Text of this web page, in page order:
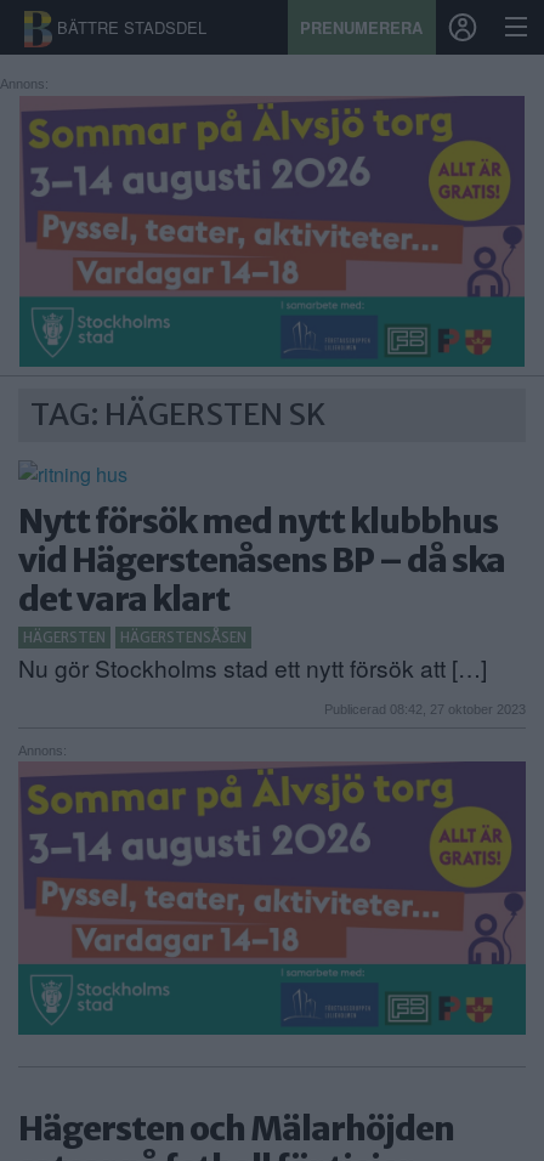
BÄTTRE STADSDEL PRENUMERERA
START
STADSDEL
PRENUMERATION
SPORT
ÅSIKTER
KALENDER
KONTAKT
SAMARBETEN
ANNONSERA
NÄRINGSLIV
MER
Annons:
TAG: HÄGERSTEN SK
Nytt försök med nytt klubbhus
vid Hägerstenåsens BP – då ska
det vara klart
HÄGERSTEN HÄGERSTENSÅSEN
Nu gör Stockholms stad ett nytt försök att […]
Publicerad 08:42, 27 oktober 2023
Annons:
Hägersten och Mälarhöjden